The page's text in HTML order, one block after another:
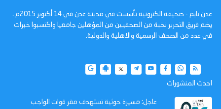
عدن تايم - صحيفة الكترونية تأسست في مدينة عدن في 14 أكتوبر 2015م ،
يضم فريق التحرير نخبة من الصحفيين من المؤهلين جامعيا واكتسبوا خبرات
في عدد من الصحف الرسمية والاهلية والدولية.
احدث المنشورات
عاجل: مسيرة حوثية تستهدف مقر قوات الواجب